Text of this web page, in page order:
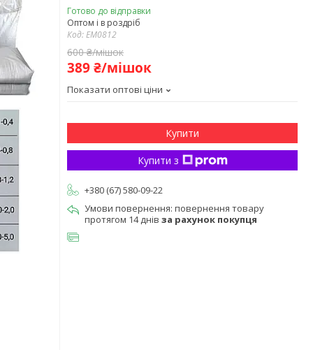
Готово до відправки
Оптом і в роздріб
Код:EM0812
600 ₴/мішок
389 ₴/мішок
Показати оптові ціни
Купити
Купити з
+380 (67) 580-09-22
повернення товару
протягом 14 днів за рахунок покупця